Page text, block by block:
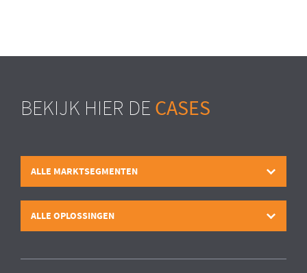
BEKIJK HIER DE CASES
ALLE MARKTSEGMENTEN
ALLE OPLOSSINGEN